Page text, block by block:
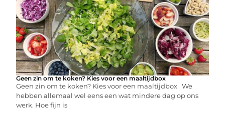
Geen zin om te koken? Kies voor een maaltijdbox
Geen zin om te koken? Kies voor een maaltijdbox We
hebben allemaal wel eens een wat mindere dag op ons
werk. Hoe fijn is